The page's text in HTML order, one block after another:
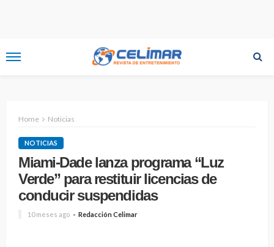
Home Noticias
NOTICIAS
Miami-Dade lanza programa “Luz
Verde” para restituir licencias de
conducir suspendidas
10 meses ago Redacción Celimar